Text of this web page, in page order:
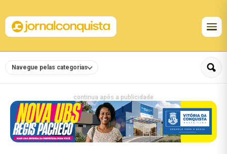
Navegue pelas categorias
continua após a publicidade